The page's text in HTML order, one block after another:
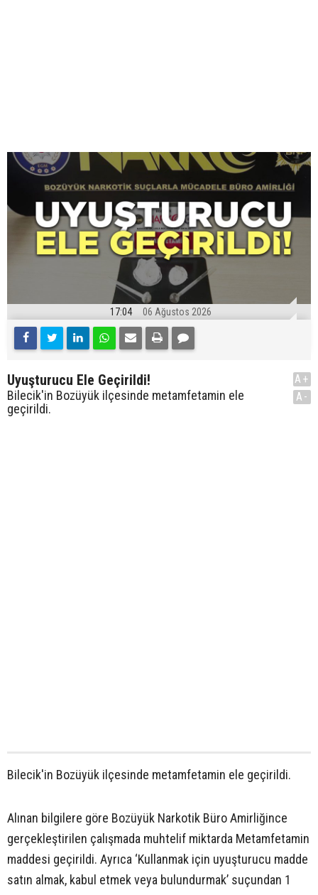
17:04 06 Ağustos 2026
Uyuşturucu Ele Geçirildi!
Bilecik'in Bozüyük ilçesinde metamfetamin ele
geçirildi.
A+
A-
Bilecik'in Bozüyük ilçesinde metamfetamin ele geçirildi.
Alınan bilgilere göre Bozüyük Narkotik Büro Amirliğince
gerçekleştirilen çalışmada muhtelif miktarda Metamfetamin
maddesi geçirildi. Ayrıca ‘Kullanmak için uyuşturucu madde
satın almak, kabul etmek veya bulundurmak’ suçundan 1